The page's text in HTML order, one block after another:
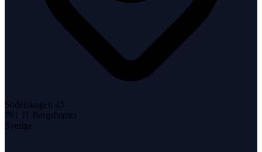
Söderskogen 45
761 11 Bergshamra
Sverige